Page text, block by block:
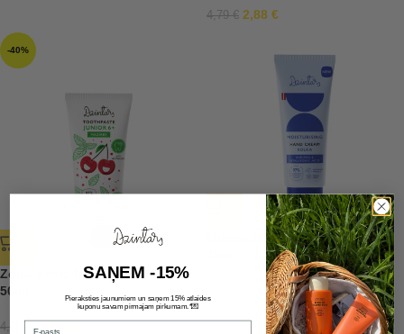
4,79€ 2,88 €
-40%
Zobu pasta bērniem 6+ Mazirbe
50ml
4,79 2,88€
Mitrinošs roku krēms “Kolka”
SAŅEM -15%
Pieraksties jaunumiem un saņem 15% atlaides
kuponu savam pirmajam pirkumam.*💌
Email